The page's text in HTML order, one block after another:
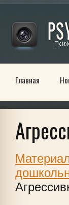
Главная